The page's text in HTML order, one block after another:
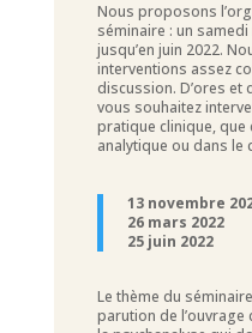
Nous proposons
séminaire : un
jusqu’en juin 2022.
interventions assez
discussion. D’ores et
vous souhaitez
pratique clinique, que
analytique ou dans le
13 novembre
26 mars 2022
25 juin 2022
Le thème du
parution de